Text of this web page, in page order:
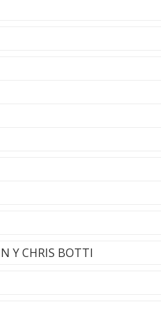
Y CHRIS BOTTI